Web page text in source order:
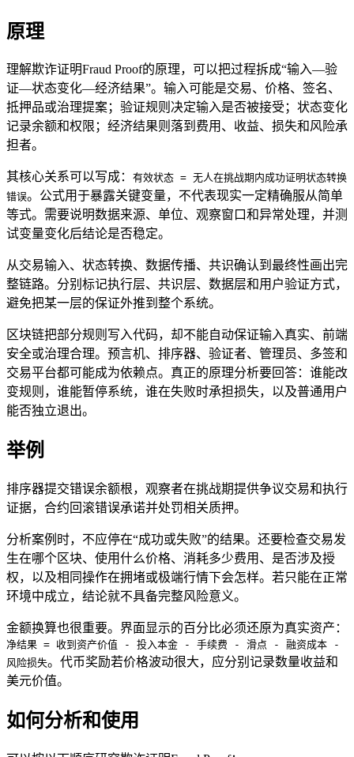
原理
理解欺诈证明Fraud Proof的原理，可以把过程拆成“输入—验
证—状态变化—经济结果”。输入可能是交易、价格、签名、
抵押品或治理提案；验证规则决定输入是否被接受；状态变化
记录余额和权限；经济结果则落到费用、收益、损失和风险承
担者。
其核心关系可以写成： 有效状态 = 无人在挑战期内成功证明状态转换
错误。公式用于暴露关键变量，不代表现实一定精确服从简单
等式。需要说明数据来源、单位、观察窗口和异常处理，并测
试变量变化后结论是否稳定。
从交易输入、状态转换、数据传播、共识确认到最终性画出完
整链路。分别标记执行层、共识层、数据层和用户验证方式，
避免把某一层的保证外推到整个系统。
区块链把部分规则写入代码，却不能自动保证输入真实、前端
安全或治理合理。预言机、排序器、验证者、管理员、多签和
交易平台都可能成为依赖点。真正的原理分析要回答：谁能改
变规则，谁能暂停系统，谁在失败时承担损失，以及普通用户
能否独立退出。
举例
排序器提交错误余额根，观察者在挑战期提供争议交易和执行
证据，合约回滚错误承诺并处罚相关质押。
分析案例时，不应停在“成功或失败”的结果。还要检查交易发
生在哪个区块、使用什么价格、消耗多少费用、是否涉及授
权，以及相同操作在拥堵或极端行情下会怎样。若只能在正常
环境中成立，结论就不具备完整风险意义。
金额换算也很重要。界面显示的百分比必须还原为真实资产：
净结果 = 收到资产价值 - 投入本金 - 手续费 - 滑点 - 融资成本 -
风险损失。代币奖励若价格波动很大，应分别记录数量收益和
美元价值。
如何分析和使用